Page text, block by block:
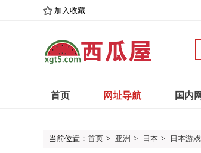
加入收藏
首页 网址导航 国内
当前位置： 首页 > 亚洲 > 日本 > 日本游戏